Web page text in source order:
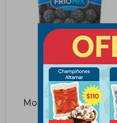
Moras Friomix 400Grs